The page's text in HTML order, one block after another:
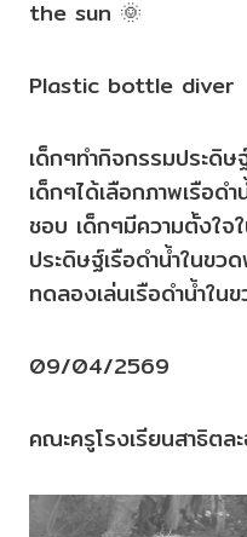
the sun 🌞
Plastic bottle diver
เด็กๆทำกิจกรรมประดิษ
เด็กๆได้เลือกภาพเรือด
ชอบ เด็กๆมีความตั้งใ
ประดิษฐ์เรือดำน้ำในข
ทดลองเล่นเรือดำน้ำใน
09/04/2569
คณะครูโรงเรียนสาธิต